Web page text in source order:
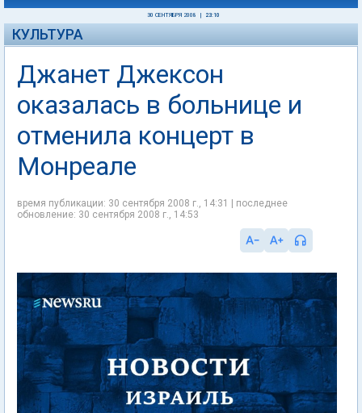
30 СЕНТЯБРЯ 2008 23:10
КУЛЬТУРА
Джанет Джексон
оказалась в больнице и
отменила концерт в
Монреале
время публикации: 30 сентября 2008 г., 14:31 | последнее
обновление: 30 сентября 2008 г., 14:53